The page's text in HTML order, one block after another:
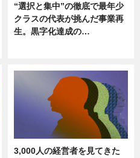
“選択と集中”の徹底で最年少
クラスの代表が挑んだ事業再
生。黒字化達成の…
3,000人の経営者を見てきた